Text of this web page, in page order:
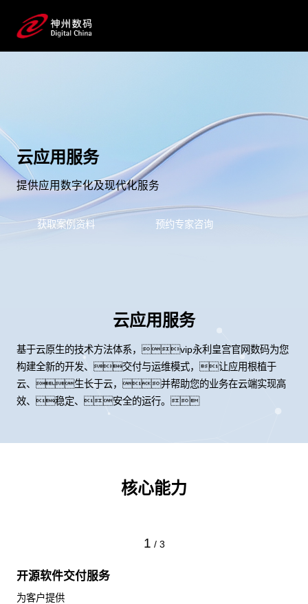
云应用服务
提供应用数字化及现代化服务
获取案例资料 预约专家咨询
云应用服务
基于云原生的技术方法体系，vip永利皇宫官网数码为您
构建全新的开发、交付与运维模式，让应用根植于
云、生长于云，并帮助您的业务在云端实现高
效、稳定、安全的运行。
核心能力
1 / 3
开源软件交付服务
为客户提供